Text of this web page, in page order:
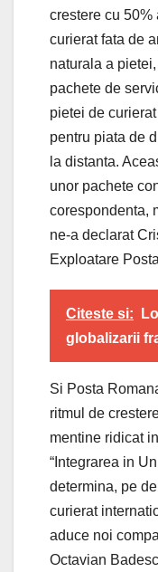
crestere cu 50%
curierat fata de
naturala a
pachete de
pietei de
pentru piata de
la distanta.
unor pachete
corespondenta,
ne-a declarat
Exploatare
Citeste si:
globalizarii
Si Posta
ritmul de
mentine ridicat
“Integrarea in
determina, pe
curierat
aduce noi
Octavian